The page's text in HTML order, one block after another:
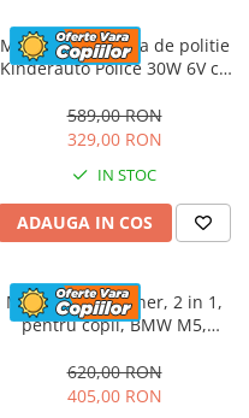
Masinuta electrica de politie
Kinderauto Police 30W 6V cu
bluetooth, culoare Alb
589,00 RON
329,00 RON
IN STOC
ADAUGA IN COS
Masinuta cu maner, 2 in 1,
pentru copii, BMW M5,
620,00 RON
405,00 RON